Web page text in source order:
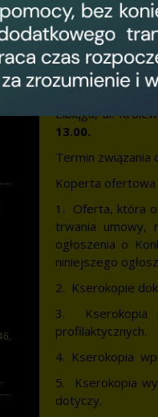
wypowiedzenia
Świadczenia
Szpitala
Oferty w
Elblągu, ul.
13.00.
Termin związania
Koperta ofertowa
1. Oferta, która
trwania umowy,
ogłoszenia o
niniejszego
2. Kserokopie
3. Kserokopia
profilaktycznych.
4. Kserokopia
5. Kserokopia
dotyczy.